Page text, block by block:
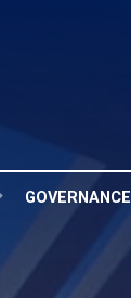
GOVERNANCE